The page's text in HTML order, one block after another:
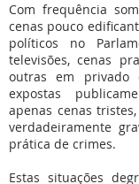
Com frequência
cenas pouco
políticos no
televisões, cenas
outras em privado
expostas
apenas cenas
verdadeiramente
prática de crimes.
Estas situações